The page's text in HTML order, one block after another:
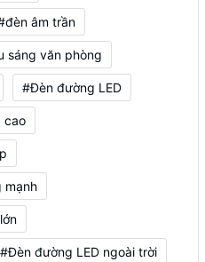
âm trần
sáng văn phòng
#Đèn đường LED
cao
mạnh
#Đèn đường LED ngoài trời